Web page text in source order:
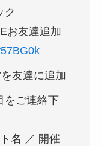
ク
お友達追加
友達に追加
をご連絡下
名 ／ 開催